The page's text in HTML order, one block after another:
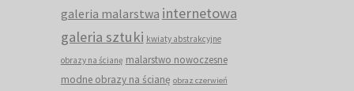
galeria malarstwa internetowa
galeria sztuki kwiaty abstrakcyjne
obrazy na ścianę malarstwo nowoczesne
modne obrazy na ścianę obraz czerwień